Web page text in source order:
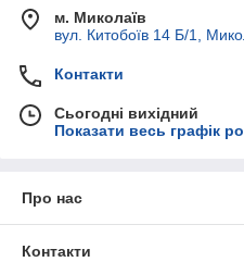
м. Миколаїв
вул. Китобоїв 14 Б/1,
Контакти
Сьогодні вихідний
Показати весь графік
Про нас
Контакти